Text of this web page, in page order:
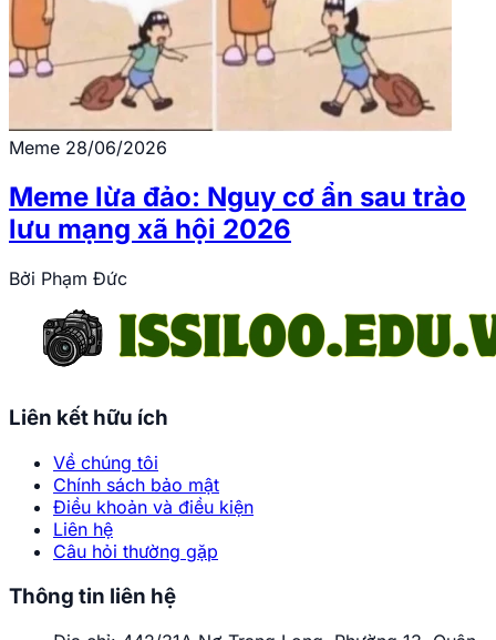
Meme 28/06/2026
Meme lừa đảo: Nguy cơ ẩn sau trào
lưu mạng xã hội 2026
Bởi Phạm Đức
Liên kết hữu ích
Về chúng tôi
Chính sách bảo mật
Điều khoản và điều kiện
Liên hệ
Câu hỏi thường gặp
Thông tin liên hệ